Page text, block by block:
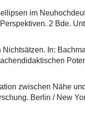
im
2 Bde.
In:
zwischen Nähe
Berlin / New